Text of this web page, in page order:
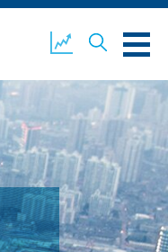
公司新聞
聯絡我們